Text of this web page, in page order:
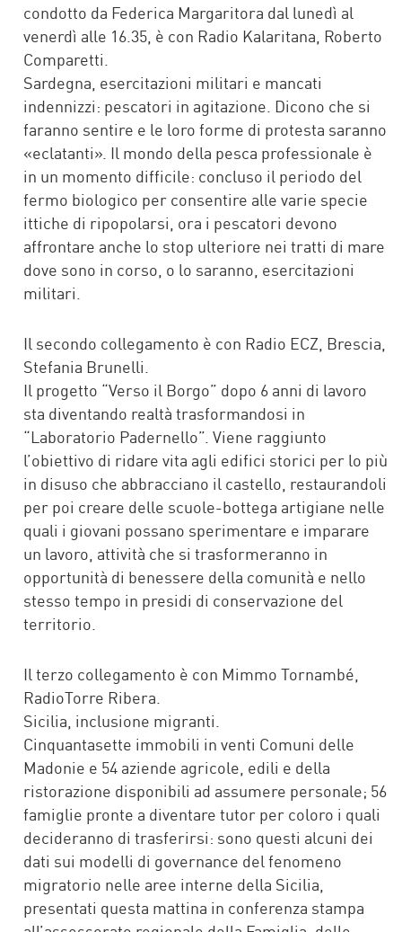
condotto da Federica Margaritora dal lunedì al
venerdì alle 16.35, è con Radio Kalaritana, Roberto
Comparetti.
Sardegna, esercitazioni militari e mancati
indennizzi: pescatori in agitazione. Dicono che si
faranno sentire e le loro forme di protesta saranno
«eclatanti». Il mondo della pesca professionale è
in un momento difficile: concluso il periodo del
fermo biologico per consentire alle varie specie
ittiche di ripopolarsi, ora i pescatori devono
affrontare anche lo stop ulteriore nei tratti di mare
dove sono in corso, o lo saranno, esercitazioni
militari.
Il secondo collegamento è con Radio ECZ, Brescia,
Stefania Brunelli.
Il progetto “Verso il Borgo” dopo 6 anni di lavoro
sta diventando realtà trasformandosi in
“Laboratorio Padernello”. Viene raggiunto
l’obiettivo di ridare vita agli edifici storici per lo più
in disuso che abbracciano il castello, restaurandoli
per poi creare delle scuole-bottega artigiane nelle
quali i giovani possano sperimentare e imparare
un lavoro, attività che si trasformeranno in
opportunità di benessere della comunità e nello
stesso tempo in presidi di conservazione del
territorio.
Il terzo collegamento è con Mimmo Tornambé,
RadioTorre Ribera.
Sicilia, inclusione migranti.
Cinquantasette immobili in venti Comuni delle
Madonie e 54 aziende agricole, edili e della
ristorazione disponibili ad assumere personale; 56
famiglie pronte a diventare tutor per coloro i quali
decideranno di trasferirsi: sono questi alcuni dei
dati sui modelli di governance del fenomeno
migratorio nelle aree interne della Sicilia,
presentati questa mattina in conferenza stampa